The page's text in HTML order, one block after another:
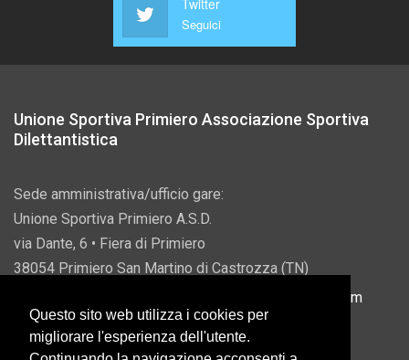
Seguici
Unione Sportiva Primiero Associazione Sportiva
Dilettantistica
Sede amministrativa/ufficio gare:
Unione Sportiva Primiero A.S.D.
via Dante, 6 • Fiera di Primiero
38054 Primiero San Martino di Castrozza (TN)
info@usprimiero.com
Questo sito web utilizza i cookies per
migliorare l'esperienza dell'utente.